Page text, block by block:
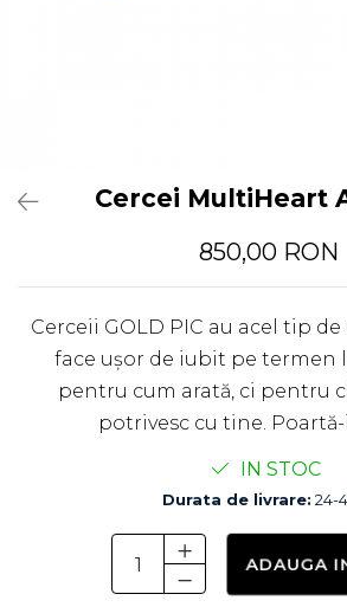
Cercei MultiHeart
850,00 RON
Cerceii GOLD PIC au acel tip
face ușor de iubit pe termen
pentru cum arată, ci pentru
potrivesc cu tine.
IN STOC
Durata de livrare: 24-
ADAUGA